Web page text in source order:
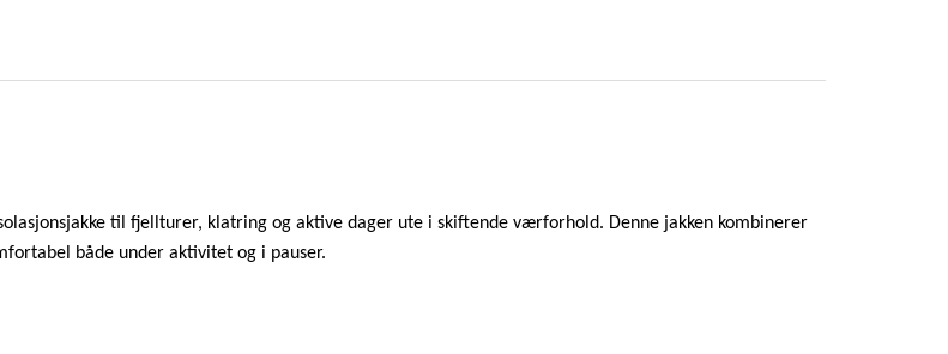
til fjellturer, klatring og aktive dager ute i skiftende værforhold. Denne jakken kombinerer
både under aktivitet og i pauser.